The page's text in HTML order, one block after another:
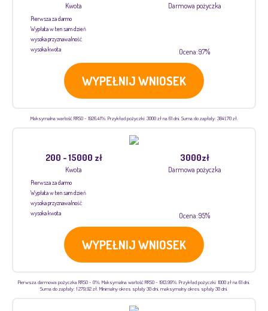
Kwota Darmowa pożyczka
Pierwsza za darmo
Wypłata w ten sam dzień
wysoka przyznawalność
wysoka kwota
Ocena: 97%
WYPEŁNIJ WNIOSEK
Maksymalna wartość RRSO - 1926,41%. Przykład pożyczki: 3000 zł na 61 dni. Suma do zapłaty: 3841,70 zł.
200 - 15000 zł
Kwota
3000zł
Darmowa pożyczka
Pierwsza za darmo
Wypłata w ten sam dzień
wysoka przyznawalność
wysoka kwota
Ocena: 95%
WYPEŁNIJ WNIOSEK
Pierwsza darmowa pożyczka RRSO - 0%. Maksymalna wartość RRSO - 1913,99%. Przykład pożyczki: 1000 zł na 61 dni.
Suma do zapłaty: 1 279,92 zł. Minimalny okres spłaty 30 dni, maksymalny okres spłaty 30 dni.